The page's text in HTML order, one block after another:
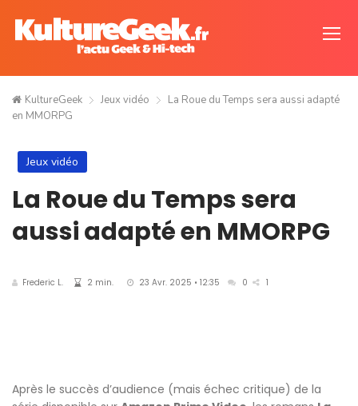
KultureGeek Jeux vidéo
La Roue du Temps sera aussi adapté
en MMORPG
Jeux vidéo
La Roue du Temps sera
aussi adapté en MMORPG
Frederic L. 2 min. 23 Avr. 2025 • 12:35 0 1
Après le succès d’audience (mais échec critique) de la